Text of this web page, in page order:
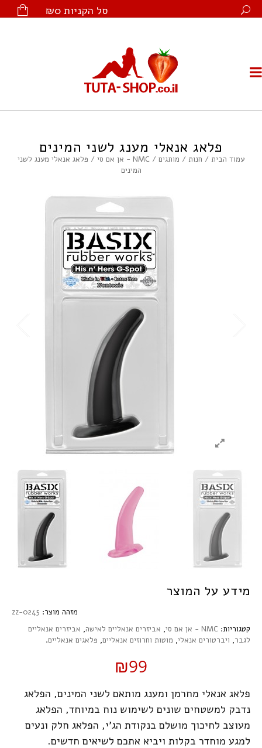
סל הקניות ₪0
פלאג אנאלי מענג לשני המינים
עמוד הבית / חנות / מותגים / NMC - אן אם סי
/ פלאג אנאלי מענג לשני
המינים
מידע על המוצר
מזהה מוצר: zz-0245
קטגוריות: NMC - אן אם סי , אביזרים אנאליים לאישה, אביזרים אנאליים
לגבר, ויברטורים אנאלי, מוטות וחרוזים אנאליים, פלאגים אנאליים.
₪99
פלאג אנאלי מחרמן ומענג מותאם לשני המינים, הפלאג
נדבק למשטחים שונים לשימוש נוח במיוחד, הפלאג
מעוצב לחיכוך מושלם בנקודת הג'י, הפלאג חלק ונעים
למגע מוחדר בקלות ויביא אתכם לשיאים חדשים.